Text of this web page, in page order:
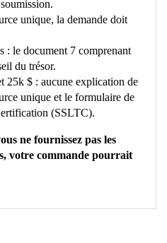
unique, la demande doit
: le document 7 comprenant
du trésor.
25k $ : aucune explication de
unique et le formulaire de
(SSLTC).
votre commande pourrait